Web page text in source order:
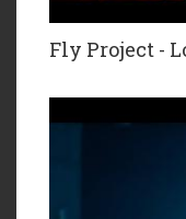
Fly Project -